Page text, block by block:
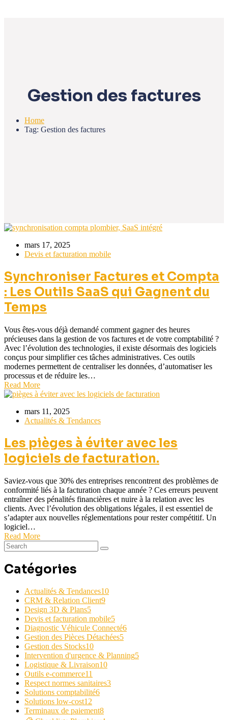
Gestion des factures
Home
Tag: Gestion des factures
mars 17, 2025
Devis et facturation mobile
Synchroniser Factures et Compta
: Les Outils SaaS qui Gagnent du
Temps
Vous êtes-vous déjà demandé comment gagner des heures
précieuses dans la gestion de vos factures et de votre comptabilité ?
Avec l’évolution des technologies, il existe désormais des logiciels
conçus pour simplifier ces tâches administratives. Ces outils
modernes permettent de centraliser les données, d’automatiser les
processus et de réduire les…
Read More
mars 11, 2025
Actualités & Tendances
Les pièges à éviter avec les
logiciels de facturation.
Saviez-vous que 30% des entreprises rencontrent des problèmes de
conformité liés à la facturation chaque année ? Ces erreurs peuvent
entraîner des pénalités financières et nuire à la relation avec les
clients. Avec l’évolution des obligations légales, il est essentiel de
s’adapter aux nouvelles réglementations pour rester compétitif. Un
logiciel…
Read More
Catégories
Actualités & Tendances10
CRM & Relation Client9
Design 3D & Plans5
Devis et facturation mobile5
Diagnostic Véhicule Connecté6
Gestion des Pièces Détachées5
Gestion des Stocks10
Intervention d'urgence & Planning5
Logistique & Livraison10
Outils e-commerce11
Respect normes sanitaires3
Solutions comptabilité6
Solutions low-cost12
Terminaux de paiement8